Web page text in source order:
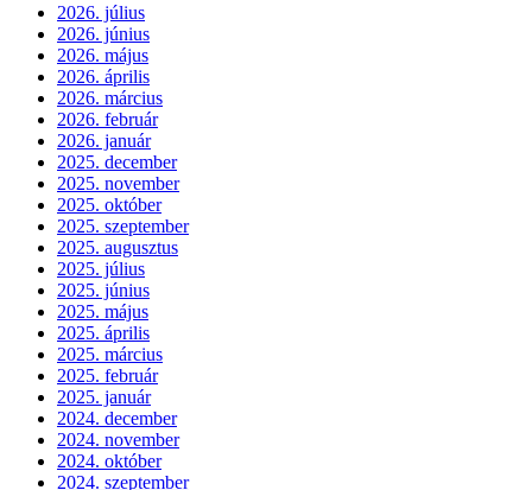
2026. július
2026. június
2026. május
2026. április
2026. március
2026. február
2026. január
2025. december
2025. november
2025. október
2025. szeptember
2025. augusztus
2025. július
2025. június
2025. május
2025. április
2025. március
2025. február
2025. január
2024. december
2024. november
2024. október
2024. szeptember